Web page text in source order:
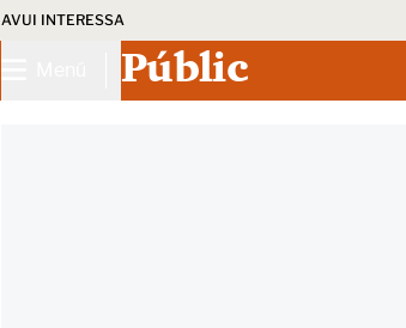
AVUI INTERESSA
Públic